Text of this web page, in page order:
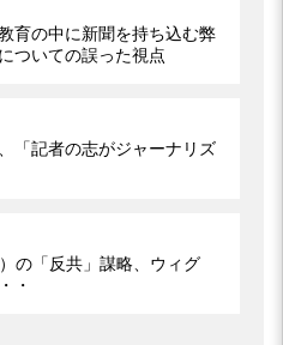
育の中に新聞を持ち込む弊
ついての誤った視点
「記者の志がジャーナリズ
の「反共」謀略、ウィグ
・